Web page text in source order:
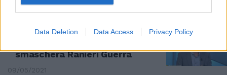
Data Deletion Data Access Privacy Policy
Doveva informare Speranza sul
smaschera Ranieri Guerra
09/05/2021